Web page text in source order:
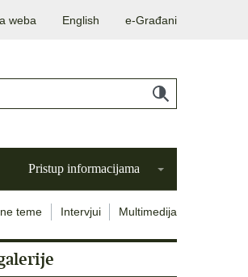
weba English e-Građani
Pristup informacijama
teme Intervjui Multimedija